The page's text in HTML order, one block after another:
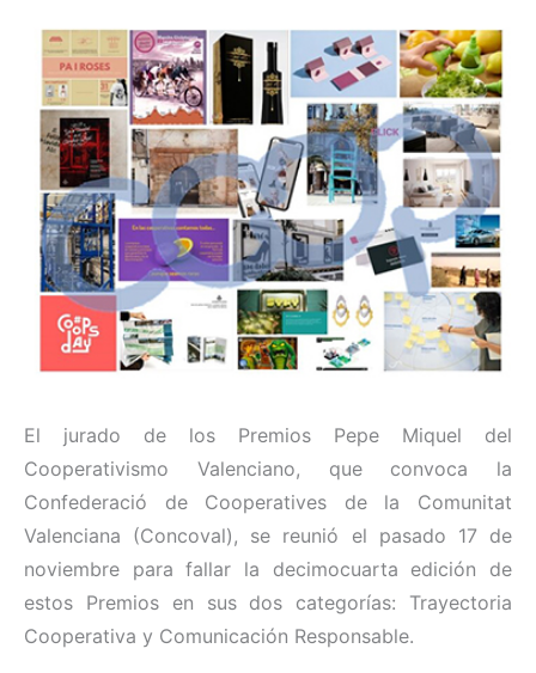
El jurado de los Premios Pepe Miquel del
Cooperativismo Valenciano, que convoca la
Confederació de Cooperatives de la Comunitat
Valenciana (Concoval), se reunió el pasado 17 de
noviembre para fallar la decimocuarta edición de
estos Premios en sus dos categorías: Trayectoria
Cooperativa y Comunicación Responsable.